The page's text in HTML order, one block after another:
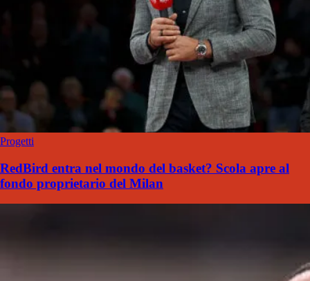
Progetti
RedBird entra nel mondo del basket? Scola apre al
fondo proprietario del Milan